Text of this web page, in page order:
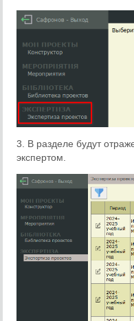
3. В разделе будут
экспертом.